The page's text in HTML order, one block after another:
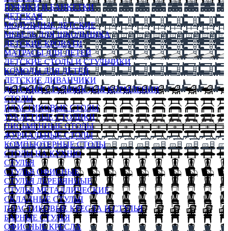
ПУФИКИ И БАНКЕТКИ
ДЕТСКАЯ
МОДУЛЬНЫЕ ДЕТСКИЕ
МЕБЕЛЬ ДЛЯ ШКОЛЬНИКА
ДЕТСКИЕ КРОВАТИ
МАТРАСЫ ДЛЯ ДЕТЕЙ
ДЕТСКИЕ СТОЛЫ И СТУЛЬЧИКИ
КОМОДЫ ДЛЯ ДЕТЕЙ
ДЕТСКИЕ ДИВАНЧИКИ
ДЕТСКИЙ СТУЛЬЧИК ДЛЯ КОРМЛЕНИЯ
СТОЛЫ
ПЛАСТИКОВЫЕ СТОЛЫ
ТУАЛЕТНЫЕ СТОЛИКИ
ПИСЬМЕННЫЕ СТОЛЫ
ЖУРНАЛЬНЫЕ СТОЛЫ
КОМПЬЮТЕРНЫЕ СТОЛЫ
СТОЛЫ НА КУХНЮ
СТУЛЬЯ
СТУЛЬЯ ОФИСНЫЕ
СТУЛЬЯ ДЕРЕВЯННЫЕ
СТУЛЬЯ МЕТАЛЛИЧЕСКИЕ
СКЛАДНЫЕ СТУЛЬЯ
ПЛАСТИКОВЫЕ КРЕСЛА И СТУЛЬЯ
БАРНЫЕ СТУЛЬЯ
ОФИСНЫЕ КРЕСЛА